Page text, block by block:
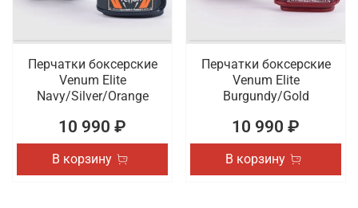
Перчатки боксерские
Venum Elite
Navy/Silver/Orange
10 990 ₽
В корзину
Перчатки боксерские
Venum Elite
Burgundy/Gold
10 990 ₽
В корзину